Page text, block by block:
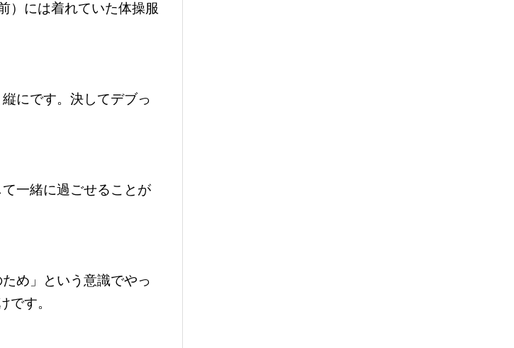
）には着れていた体操服
にです。決してデブっ
一緒に過ごせることが
め」という意識でやっ
です。